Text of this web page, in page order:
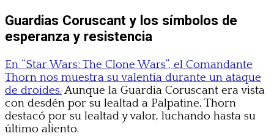
Guardias Coruscant y los símbolos de
esperanza y resistencia
En “Star Wars: The Clone Wars”, el Comandante
Thorn nos muestra su valentía durante un ataque
de droides. Aunque la Guardia Coruscant era vista
con desdén por su lealtad a Palpatine, Thorn
destacó por su lealtad y valor, luchando hasta su
último aliento.